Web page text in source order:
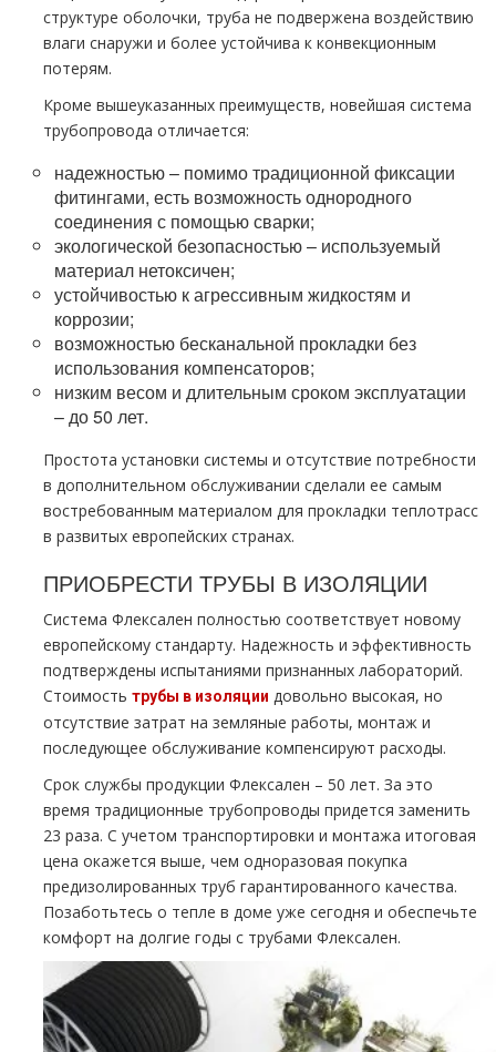
структуре оболочки, труба не подвержена воздействию
влаги снаружи и более устойчива к конвекционным
потерям.
Кроме вышеуказанных преимуществ, новейшая система
трубопровода отличается:
надежностью – помимо традиционной фиксации
фитингами, есть возможность однородного
соединения с помощью сварки;
экологической безопасностью – используемый
материал нетоксичен;
устойчивостью к агрессивным жидкостям и
коррозии;
возможностью бесканальной прокладки без
использования компенсаторов;
низким весом и длительным сроком эксплуатации
– до 50 лет.
Простота установки системы и отсутствие потребности
в дополнительном обслуживании сделали ее самым
востребованным материалом для прокладки теплотрасс
в развитых европейских странах.
ПРИОБРЕСТИ ТРУБЫ В ИЗОЛЯЦИИ
Система Флексален полностью соответствует новому
европейскому стандарту. Надежность и эффективность
подтверждены испытаниями признанных лабораторий.
Стоимость трубы в изоляции довольно высокая, но
отсутствие затрат на земляные работы, монтаж и
последующее обслуживание компенсируют расходы.
Срок службы продукции Флексален – 50 лет. За это
время традиционные трубопроводы придется заменить
23 раза. С учетом транспортировки и монтажа итоговая
цена окажется выше, чем одноразовая покупка
предизолированных труб гарантированного качества.
Позаботьтесь о тепле в доме уже сегодня и обеспечьте
комфорт на долгие годы с трубами Флексален.